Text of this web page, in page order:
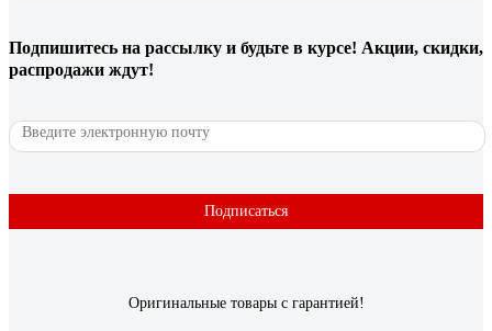
Подпишитесь на рассылку и будьте в курсе! Акции, скидки,
распродажи ждут!
Подписаться
Оригинальные товары с гарантией!